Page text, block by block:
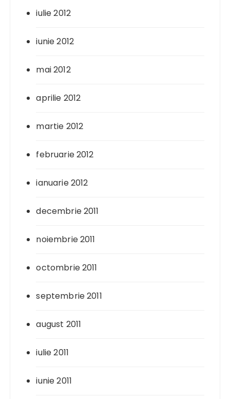
iulie 2012
iunie 2012
mai 2012
aprilie 2012
martie 2012
februarie 2012
ianuarie 2012
decembrie 2011
noiembrie 2011
octombrie 2011
septembrie 2011
august 2011
iulie 2011
iunie 2011